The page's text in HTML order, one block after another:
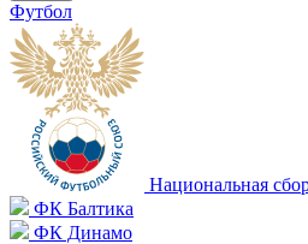
Футбол
Национальная
ФК Балтика
ФК Динамо